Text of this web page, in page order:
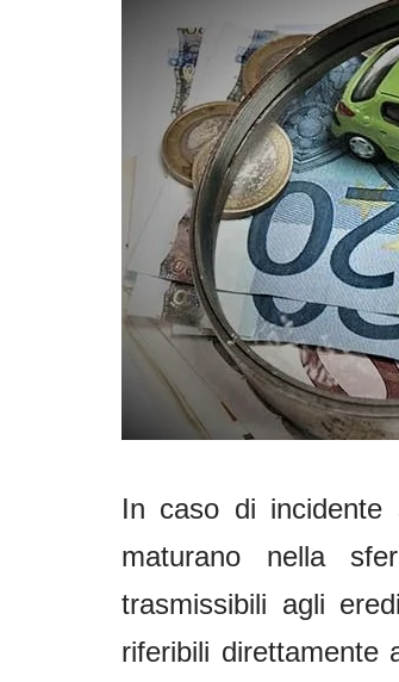
In caso di incidente
maturano nella
trasmissibili agli
riferibili direttamente